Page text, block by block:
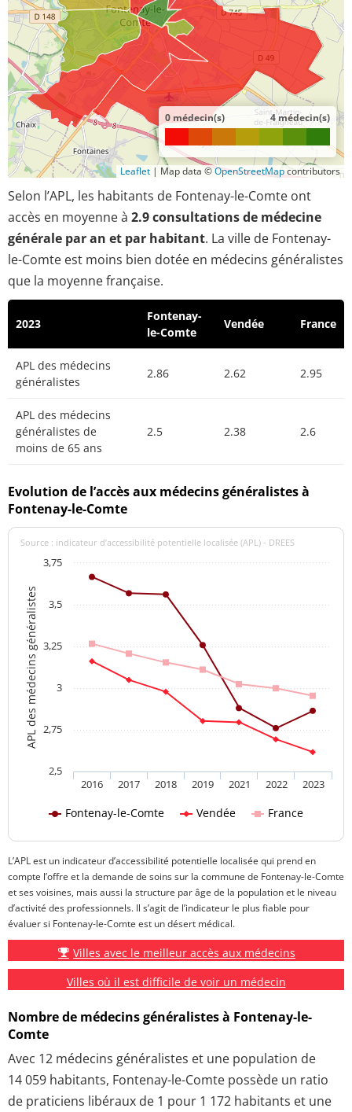
0 médecin(s) 4 médecin(s)
Leaflet | Map data ©OpenStreetMapcontributors
Selon l’APL, les habitants de Fontenay-le-Comte ont
accès en moyenne à 2.9 consultations de médecine
générale par an et par habitant. La ville de Fontenay-
le-Comte est moins bien dotée en médecins généralistes
que la moyenne française.
2023
Fontenay-
le-Comte
Vendée France
APL des médecins
généralistes
2.86 2.62 2.95
APL des médecins
généralistes de
moins de 65 ans
2.5 2.38 2.6
Evolution de l’accès aux médecins généralistes à
Fontenay-le-Comte
APL des médecins généralistes
Source : indicateur d’accessibilité potentielle localisée (APL) - DREES
Fontenay-le-Comte Vendée France
2016 2017 2018 2019 2021 2022 2023
2,5
2,75
3
3,25
3,5
3,75
L’APL est un indicateur d’accessibilité potentielle localisée qui prend en
compte l’offre et la demande de soins sur la commune de Fontenay-le-Comte
et ses voisines, mais aussi la structure par âge de la population et le niveau
d’activité des professionnels. Il s’agit de l’indicateur le plus fiable pour
évaluer si Fontenay-le-Comte est un désert médical.
Villes avec le meilleur accès aux médecins
Villes où il est difficile de voir un médecin
Nombre de médecins généralistes à Fontenay-le-
Comte
Avec 12 médecins généralistes et une population de
14 059 habitants, Fontenay-le-Comte possède un ratio
de praticiens libéraux de 1 pour 1 172 habitants et une